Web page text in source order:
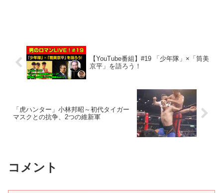
【YouTube番組】#19 「少年隊」×「筒美
京平」を語ろう！
「虎ハンター」小林邦昭～初代タイガー
マスクとの抗争、2つの維新軍
コメント